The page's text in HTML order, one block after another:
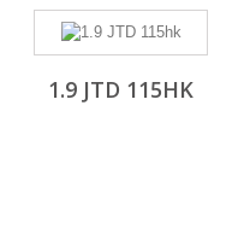
1.9 JTD 115HK